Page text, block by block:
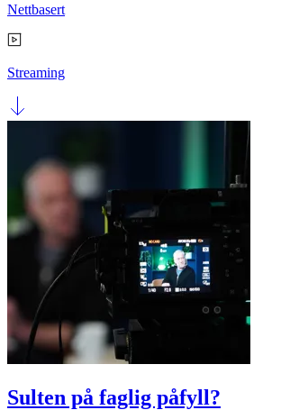
Nettbasert
Streaming
Sulten på faglig påfyll?